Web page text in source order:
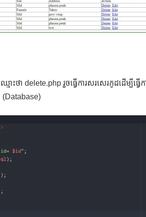
ោះថា delete.php រួចធ្វើការសរសេរកូដដើម្បីធ្វើ
(Database)